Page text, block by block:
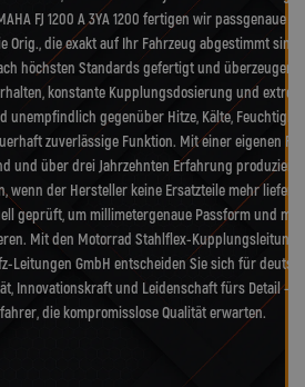
FJ 1200 A 3YA 1200 fertigen wir passgenaue
Orig., die exakt auf Ihr Fahrzeug abgestimmt sind.
höchsten Standards gefertigt und überzeugen
konstante Kupplungsdosierung und
unempfindlich gegenüber Hitze, Kälte,
zuverlässige Funktion. Mit einer eigenen
und über drei Jahrzehnten Erfahrung
wenn der Hersteller keine Ersatzteile mehr liefert.
geprüft, um millimetergenaue Passform und
Mit den Motorrad Stahlflex-
Leitungen GmbH entscheiden Sie sich für
Innovationskraft und Leidenschaft fürs Detail –
die kompromisslose Qualität erwarten.